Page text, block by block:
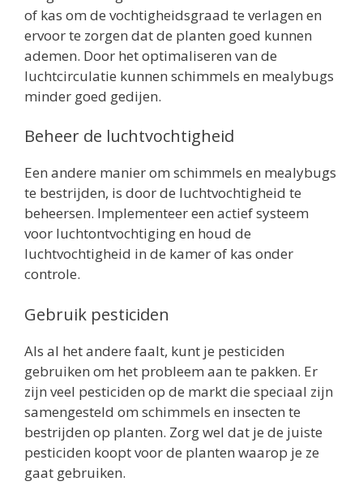
of kas om de vochtigheidsgraad te verlagen en
ervoor te zorgen dat de planten goed kunnen
ademen. Door het optimaliseren van de
luchtcirculatie kunnen schimmels en mealybugs
minder goed gedijen.
Beheer de luchtvochtigheid
Een andere manier om schimmels en mealybugs
te bestrijden, is door de luchtvochtigheid te
beheersen. Implementeer een actief systeem
voor luchtontvochtiging en houd de
luchtvochtigheid in de kamer of kas onder
controle.
Gebruik pesticiden
Als al het andere faalt, kunt je pesticiden
gebruiken om het probleem aan te pakken. Er
zijn veel pesticiden op de markt die speciaal zijn
samengesteld om schimmels en insecten te
bestrijden op planten. Zorg wel dat je de juiste
pesticiden koopt voor de planten waarop je ze
gaat gebruiken.